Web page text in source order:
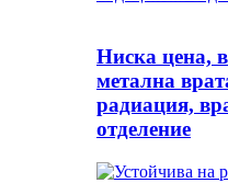
Ниска цена,
метална
радиация,
отделение